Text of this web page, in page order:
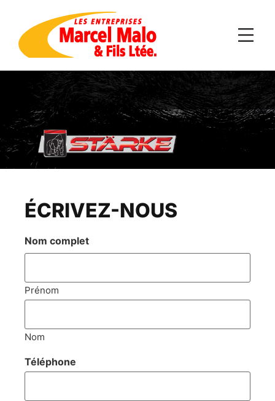
ÉCRIVEZ-NOUS
Nom complet
Prénom
Nom
Téléphone